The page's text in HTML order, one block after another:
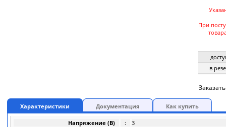
При
в
Характеристики Документация Как купить
Напряжение (В) :
3